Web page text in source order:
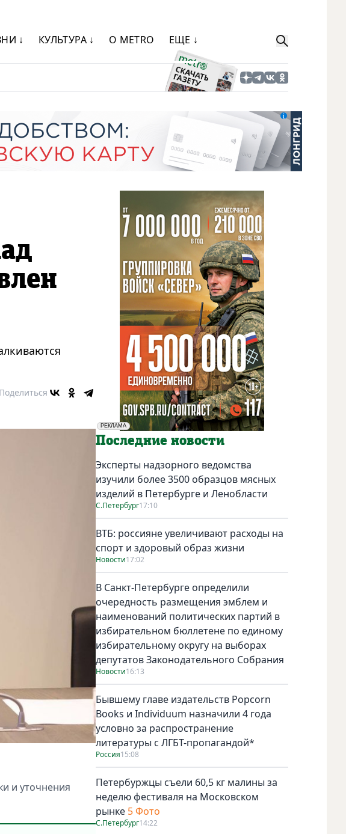
↓ КУЛЬТУРА ↓ О METRO ЕЩЕ ↓
Поделиться
и уточнения
РЕКЛАМА
Социальная реклама
Последние новости
Эксперты надзорного ведомства
изучили более 3500 образцов мясных
изделий в Петербурге и Ленобласти
С.Петербург17:10
ВТБ: россияне увеличивают расходы на
спорт и здоровый образ жизни
Новости17:02
В Санкт-Петербурге определили
очередность размещения эмблем и
наименований политических партий в
избирательном бюллетене по единому
избирательному округу на выборах
депутатов Законодательного Собрания
Новости16:13
Бывшему главе издательств Popcorn
Books и Individuum назначили 4 года
условно за распространение
литературы с ЛГБТ-пропагандой*
Россия15:08
Петербуржцы съели 60,5 кг малины за
неделю фестиваля на Московском
рынке 5 Фото
С.Петербург14:22